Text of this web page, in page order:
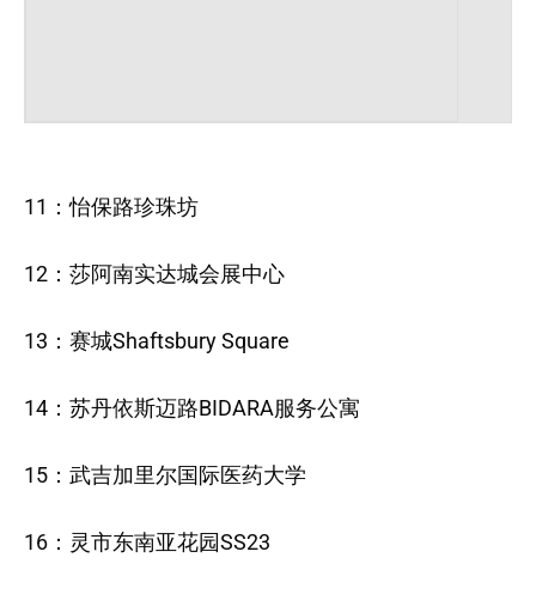
11：怡保路珍珠坊
12：莎阿南实达城会展中心
13：赛城Shaftsbury Square
14：苏丹依斯迈路BIDARA服务公寓
15：武吉加里尔国际医药大学
16：灵市东南亚花园SS23